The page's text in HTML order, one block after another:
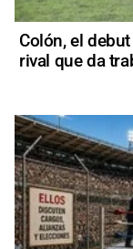
Colón, el
rival que da